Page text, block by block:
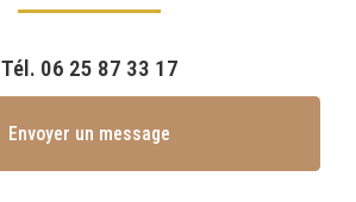
Tél. 06 25 87 33 17
Envoyer un message